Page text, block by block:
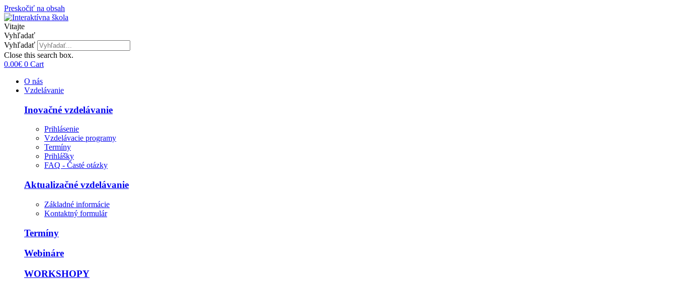
Preskočiť na obsah
Vitajte
Vyhľadať
Vyhľadať
Close this search box.
0.00€ 0 Cart
O nás
Vzdelávanie
Inovačné vzdelávanie
Prihlásenie
Vzdelávacie programy
Termíny
Prihlášky
FAQ - Časté otázky
Aktualizačné vzdelávanie
Základné informácie
Kontaktný formulár
Termíny
Webináre
WORKSHOPY